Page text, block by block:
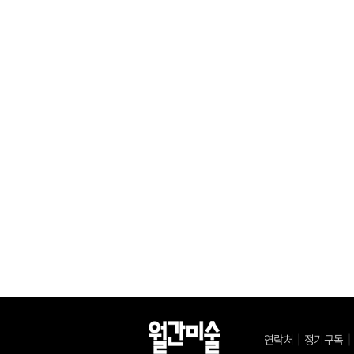
연락처 ｜ 정기구독 ｜